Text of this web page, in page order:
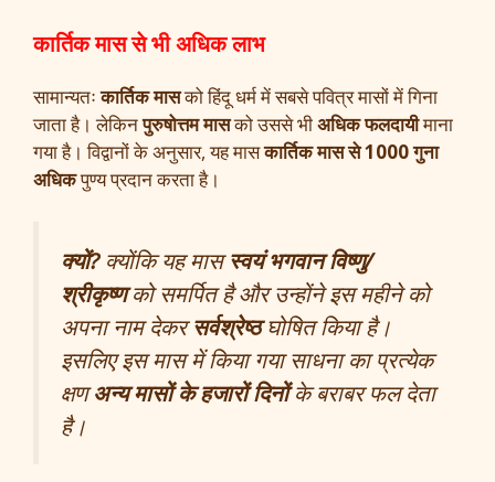
कार्तिक मास से भी अधिक लाभ
सामान्यतःकार्तिक मासको हिंदू धर्म में सबसे पवित्र मासों में गिना
जाता है। लेकिनपुरुषोत्तम मासको उससे भीअधिक फलदायीमाना
गया है। विद्वानों के अनुसार, यह मासकार्तिक मास से 1000 गुना
अधिकपुण्य प्रदान करता है।
क्यों?क्योंकि यह मासस्वयं भगवान विष्णु/
श्रीकृष्णको समर्पित है और उन्होंने इस महीने को
अपना नाम देकरसर्वश्रेष्ठघोषित किया है।
इसलिए इस मास में किया गया साधना का प्रत्येक
क्षणअन्य मासों के हजारों दिनोंके बराबर फल देता
है।